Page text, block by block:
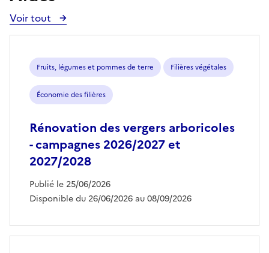
Voir tout
Voir
toutes
aides
Fruits, légumes et pommes de terre Filières végétales
Économie des filières
Rénovation des vergers arboricoles
- campagnes 2026/2027 et
2027/2028
Publié le 25/06/2026
Disponible du 26/06/2026 au 08/09/2026